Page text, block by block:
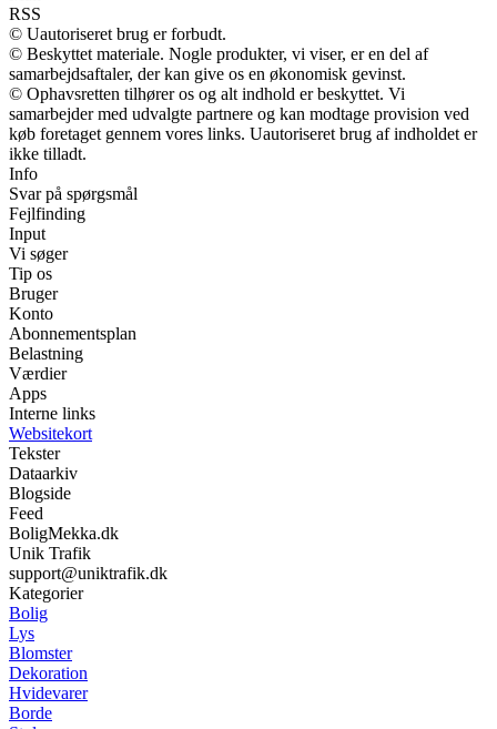
RSS
© Uautoriseret brug er forbudt.
© Beskyttet materiale. Nogle produkter, vi viser, er en del af
samarbejdsaftaler, der kan give os en økonomisk gevinst.
© Ophavsretten tilhører os og alt indhold er beskyttet. Vi
samarbejder med udvalgte partnere og kan modtage provision ved
køb foretaget gennem vores links. Uautoriseret brug af indholdet er
ikke tilladt.
Info
Svar på spørgsmål
Fejlfinding
Input
Vi søger
Tip os
Bruger
Konto
Abonnementsplan
Belastning
Værdier
Apps
Interne links
Websitekort
Tekster
Dataarkiv
Blogside
Feed
BoligMekka.dk
Unik Trafik
support@uniktrafik.dk
Kategorier
Bolig
Lys
Blomster
Dekoration
Hvidevarer
Borde